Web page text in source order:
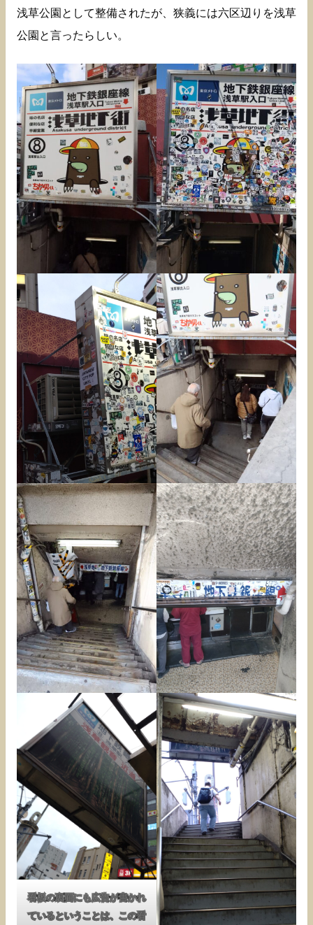
浅草公園として整備されたが、狭義には六区辺りを浅草
公園と言ったらしい。
看板の裏面にも広告が書かれ
ているということは、この看